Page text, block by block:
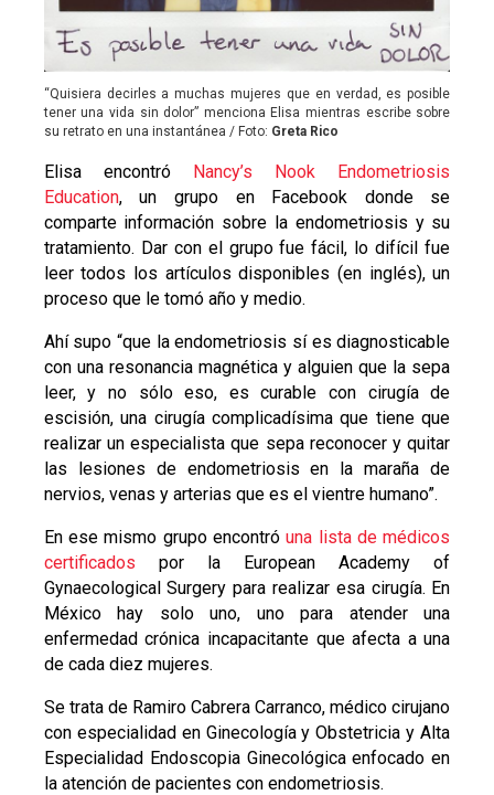
“Quisiera decirles a muchas mujeres que en verdad, es posible
tener una vida sin dolor” menciona Elisa mientras escribe sobre
su retrato en una instantánea / Foto: Greta Rico
Elisa encontró Nancy’s Nook Endometriosis
Education, un grupo en Facebook donde se
comparte información sobre la endometriosis y su
tratamiento. Dar con el grupo fue fácil, lo difícil fue
leer todos los artículos disponibles (en inglés), un
proceso que le tomó año y medio.
Ahí supo “que la endometriosis sí es diagnosticable
con una resonancia magnética y alguien que la sepa
leer, y no sólo eso, es curable con cirugía de
escisión, una cirugía complicadísima que tiene que
realizar un especialista que sepa reconocer y quitar
las lesiones de endometriosis en la maraña de
nervios, venas y arterias que es el vientre humano”.
En ese mismo grupo encontróuna lista de médicos
certificados por la European Academy of
Gynaecological Surgery para realizar esa cirugía. En
México hay solo uno, uno para atender una
enfermedad crónica incapacitante que afecta a una
de cada diez mujeres.
Se trata de Ramiro Cabrera Carranco, médico cirujano
con especialidad en Ginecología y Obstetricia y Alta
Especialidad Endoscopia Ginecológica enfocado en
la atención de pacientes con endometriosis.